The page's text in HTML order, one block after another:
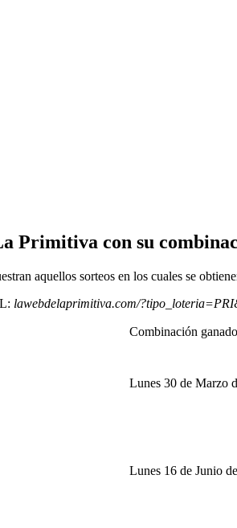
Primitiva con su
aquellos sorteos en los cuales se
lawebdelaprimitiva.com/
Combinación
Lunes 30 de Marzo
Lunes 16 de Junio